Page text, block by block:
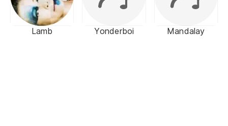
Lamb Yonderboi Mandalay